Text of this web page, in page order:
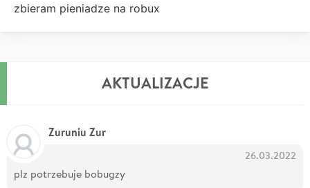
zbieram pieniadze na robux
AKTUALIZACJE
Zuruniu Zur
26.03.2022
plz potrzebuje bobugzy